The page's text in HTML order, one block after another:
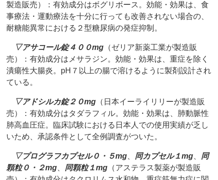
製造販売）：有効成分はボグリボース。効能・効果は、食
事療法・運動療法を十分に行っても改善されない場合の、
耐糖能異常における２型糖尿病の発症抑制。
▽アサコール錠４００mg （ゼリア新薬工業が製造販
売）：有効成分はメサラジン。効能・効果は、重症を除く
潰瘍性大腸炎。pH７以上の腸で溶けるように製剤設計され
ている。
▽アドシルカ錠２０mg （日本イーライリリーが製造販
売）：有効成分はタダラフィル。効能・効果は、肺動脈性
肺高血圧症。臨床試験における日本人での使用実績が乏し
いため、承認条件として全例調査がついた。
▽プログラフカプセル０・５mg 同カプセル１mg
同
顆粒０・２mg
同顆粒１mg （アステラス製薬が製造販